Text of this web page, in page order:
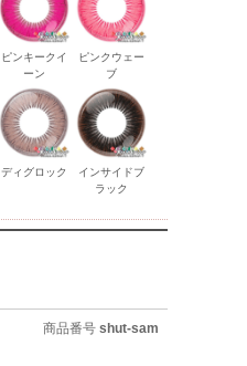
ピンキークイ
ーン
ピンクウェー
ブ
ディグロック
インサイドブ
ラック
商品番号 shut-sam